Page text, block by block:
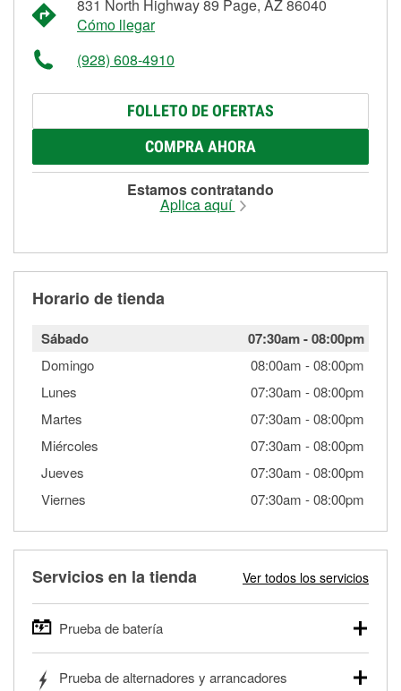
831 North Highway 89 Page, AZ 86040
Cómo llegar
(928) 608-4910
FOLLETO DE OFERTAS
COMPRA AHORA
Estamos contratando
Aplica aquí
Horario de tienda
Sábado 07:30am-08:00pm
Domingo 08:00am -08:00pm
Lunes
07:30am -08:00pm
Martes
07:30am -08:00pm
Miércoles
07:30am -08:00pm
Jueves
07:30am -08:00pm
Viernes
07:30am -08:00pm
Servicios en la tienda Ver todos los servicios
Prueba de batería
autos, camionetas, SUVs, vehículos comerciales y
Prueba de alternadores y arrancadores